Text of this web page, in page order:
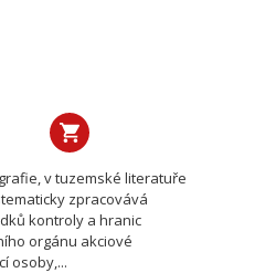
v tuzemské literatuře
zpracovává
kontroly a hranic
orgánu akciové
osoby,...